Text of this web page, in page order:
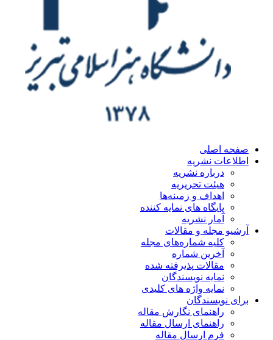
اصلی
نشریه
درباره نشریه
هیئت تحریریه
اهداف و زمینه‌ها
پایگاه های نمایه کننده
آمار نشریه
مجله و مقالات
کلیه شماره‌های مجله
آخرین شماره
مقالات پذیرفته شده
نمایه نویسندگان
نمایه واژه های کلیدی
نویسندگان
راهنمای نگارش مقاله
راهنمای ارسال مقاله
فرم ارسال مقاله